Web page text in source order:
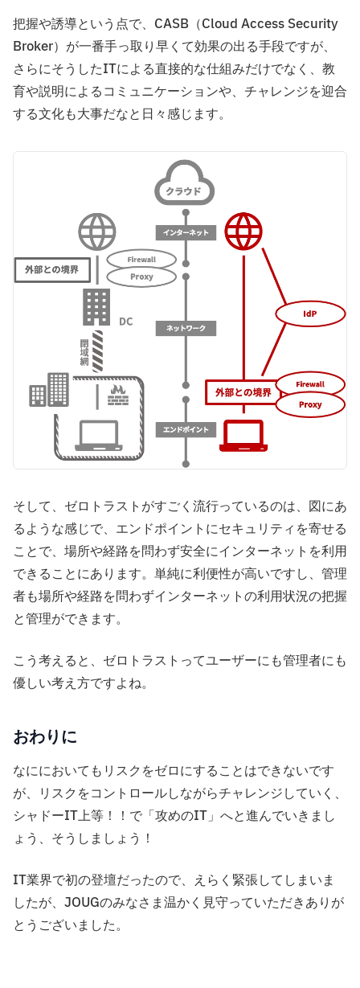
把握や誘導という点で、CASB（Cloud Access Security
Broker）が一番手っ取り早くて効果の出る手段ですが、
さらにそうしたITによる直接的な仕組みだけでなく、教
育や説明によるコミュニケーションや、チャレンジを迎合
する文化も大事だなと日々感じます。
そして、ゼロトラストがすごく流行っているのは、図にあ
るような感じで、エンドポイントにセキュリティを寄せる
ことで、場所や経路を問わず安全にインターネットを利用
できることにあります。単純に利便性が高いですし、管理
者も場所や経路を問わずインターネットの利用状況の把握
と管理ができます。
こう考えると、ゼロトラストってユーザーにも管理者にも
優しい考え方ですよね。
おわりに
なににおいてもリスクをゼロにすることはできないです
が、リスクをコントロールしながらチャレンジしていく、
シャドーIT上等！！で「攻めのIT」へと進んでいきまし
ょう、そうしましょう！
IT業界で初の登壇だったので、えらく緊張してしまいま
したが、JOUGのみなさま温かく見守っていただきありが
とうございました。